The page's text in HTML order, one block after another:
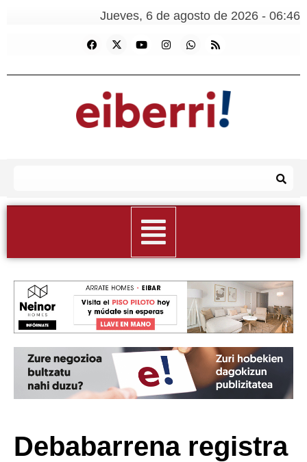
Jueves, 6 de agosto de 2026 - 06:46
Debabarrena registra